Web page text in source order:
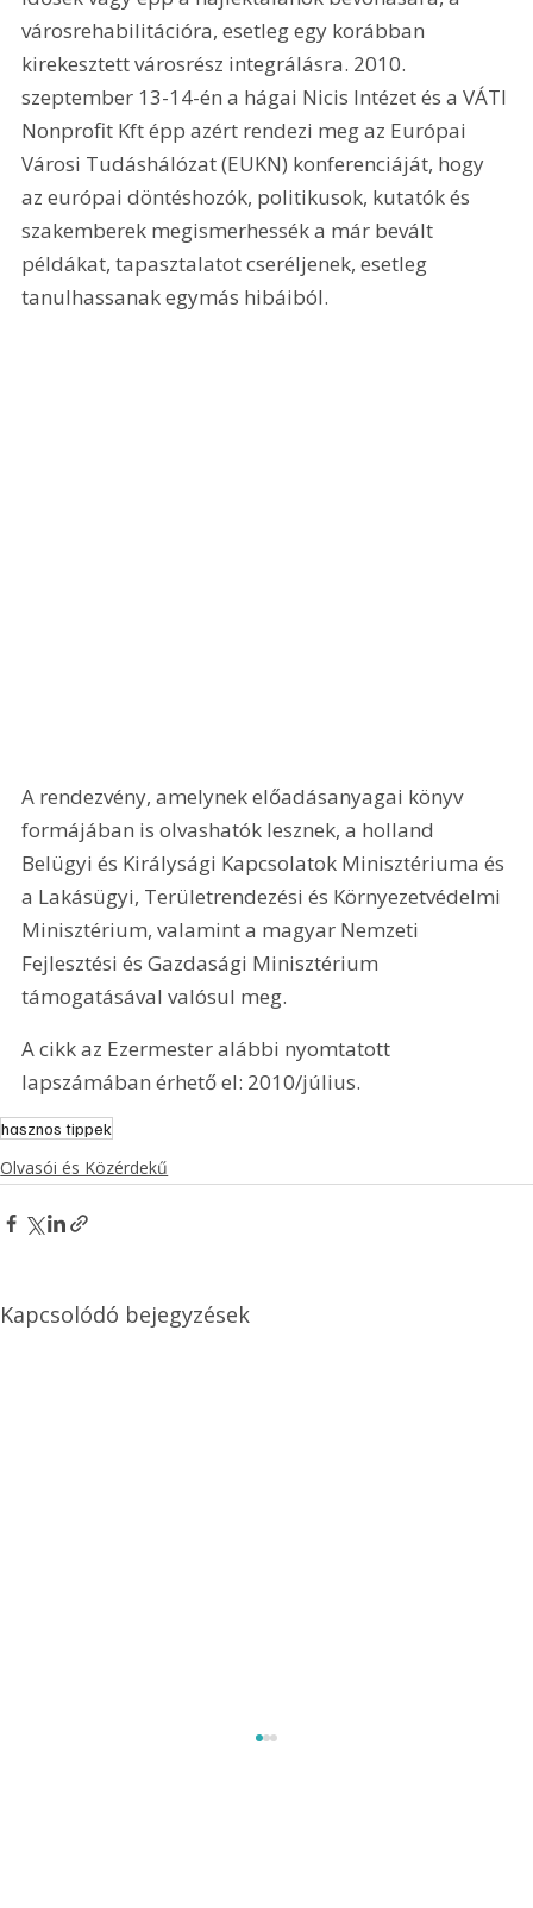
városrehabilitációra, esetleg egy korábban
kirekesztett városrész integrálásra. 2010.
szeptember 13-14-én a hágai Nicis Intézet és a VÁTI
Nonprofit Kft épp azért rendezi meg az Európai
Városi Tudáshálózat (EUKN) konferenciáját, hogy
az európai döntéshozók, politikusok, kutatók és
szakemberek megismerhessék a már bevált
példákat, tapasztalatot cseréljenek, esetleg
tanulhassanak egymás hibáiból.
A rendezvény, amelynek előadásanyagai könyv
formájában is olvashatók lesznek, a holland
Belügyi és Királysági Kapcsolatok Minisztériuma és
a Lakásügyi, Területrendezési és Környezetvédelmi
Minisztérium, valamint a magyar Nemzeti
Fejlesztési és Gazdasági Minisztérium
támogatásával valósul meg.
A cikk az Ezermester alábbi nyomtatott
lapszámában érhető el: 2010/július.
hasznos tippek
Olvasói és Közérdekű
Kapcsolódó bejegyzések